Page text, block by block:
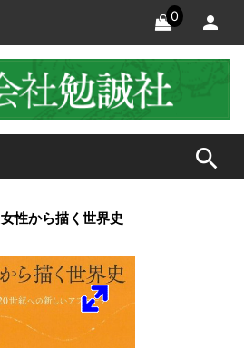
0
search
女性から描く世界史